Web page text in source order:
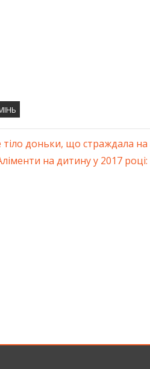
доньки, що страждала на
на дитину у 2017